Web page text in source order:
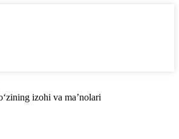
izohi va ma’nolari